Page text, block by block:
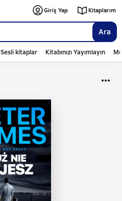
Ara
Giriş Yap Kitaplarım
Sesli kitaplar Kitabınızı Yayımlayın